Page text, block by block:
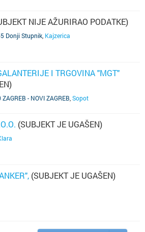
NIJE AŽURIRAO PODATKE)
Donji Stupnik Kajzerica
I TRGOVINA "MGT"
- NOVI ZAGREB Sopot
(SUBJEKT JE UGAŠEN)
(SUBJEKT JE UGAŠEN)